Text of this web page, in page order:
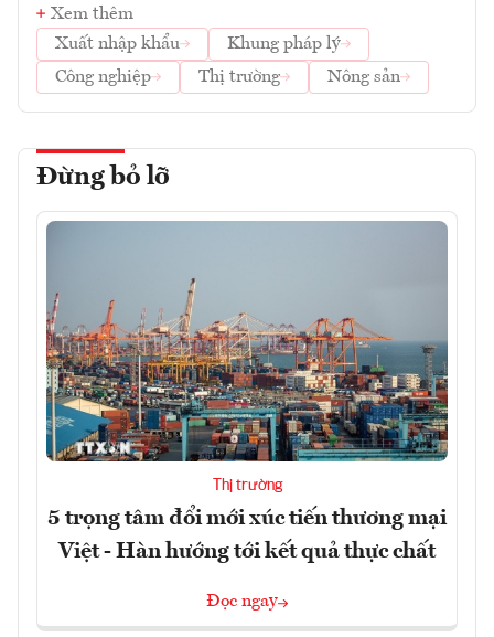
Xem thêm
Xuất nhập khẩu
Khung pháp lý
Công nghiệp
Thị trường Nông sản
Đừng bỏ lỡ
Thị trường
5 trọng tâm đổi mới xúc tiến thương mại
Việt - Hàn hướng tới kết quả thực chất
Đọc ngay